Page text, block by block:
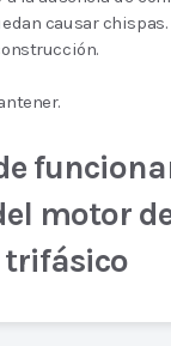
causar chispas.
motor